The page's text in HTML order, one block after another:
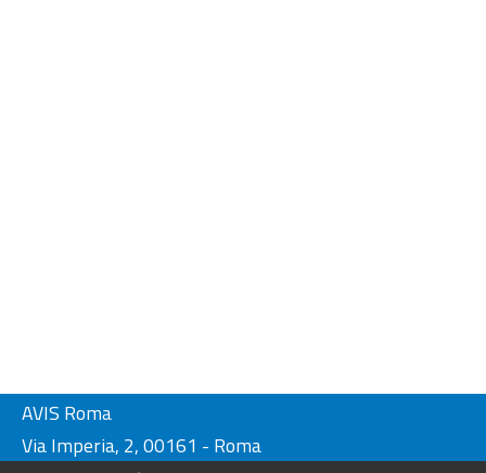
AVIS Roma
Via Imperia, 2, 00161 - Roma